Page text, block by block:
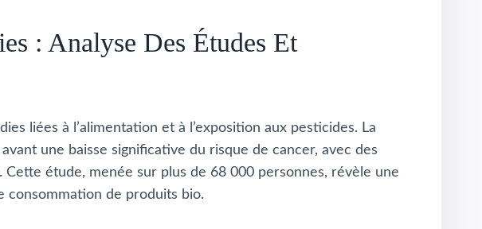
: Analyse Des Études Et
liées à l’alimentation et à l’exposition aux pesticides. La
une baisse significative du risque de cancer, avec des
étude, menée sur plus de 68 000 personnes, révèle une
consommation de produits bio.